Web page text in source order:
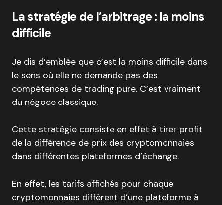
La stratégie de l’arbitrage : la moins
difficile
Je dis d’emblée que c’est la moins difficile dans
le sens où elle ne demande pas des
compétences de trading pure. C’est vraiment
du négoce classique.
Cette stratégie consiste en effet à tirer profit
de la différence de prix des cryptomonnaies
dans différentes plateformes d’échange.
En effet, les tarifs affichés pour chaque
cryptomonnaies diffèrent d’une plateforme à